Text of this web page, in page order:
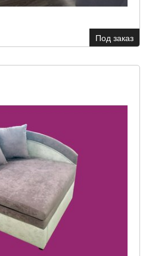
Под заказ